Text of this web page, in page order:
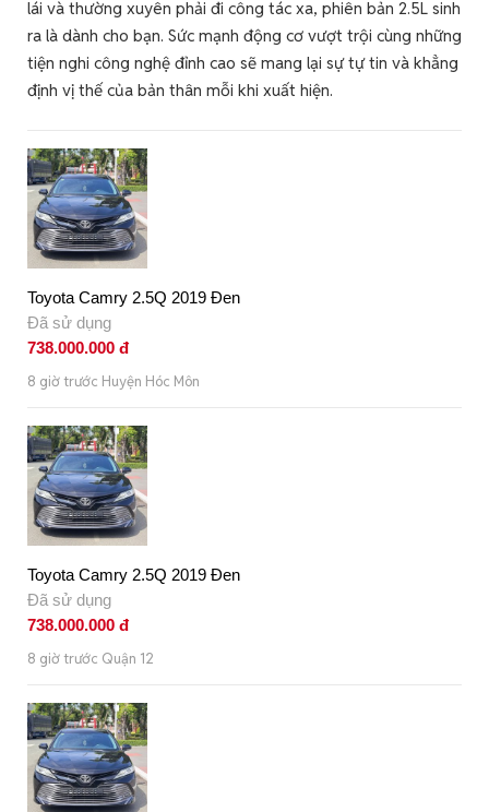
lái và thường xuyên phải đi công tác xa, phiên bản 2.5L sinh
ra là dành cho bạn. Sức mạnh động cơ vượt trội cùng những
tiện nghi công nghệ đỉnh cao sẽ mang lại sự tự tin và khẳng
định vị thế của bản thân mỗi khi xuất hiện.
Toyota Camry 2.5Q 2019 Đen
Đã sử dụng
738.000.000 đ
8 giờ trước Huyện Hóc Môn
Toyota Camry 2.5Q 2019 Đen
Đã sử dụng
738.000.000 đ
8 giờ trước Quận 12